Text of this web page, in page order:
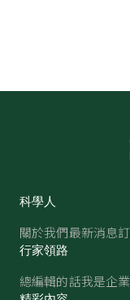
科學人
關於我們最新消息
行家領路
總編輯的話我是企